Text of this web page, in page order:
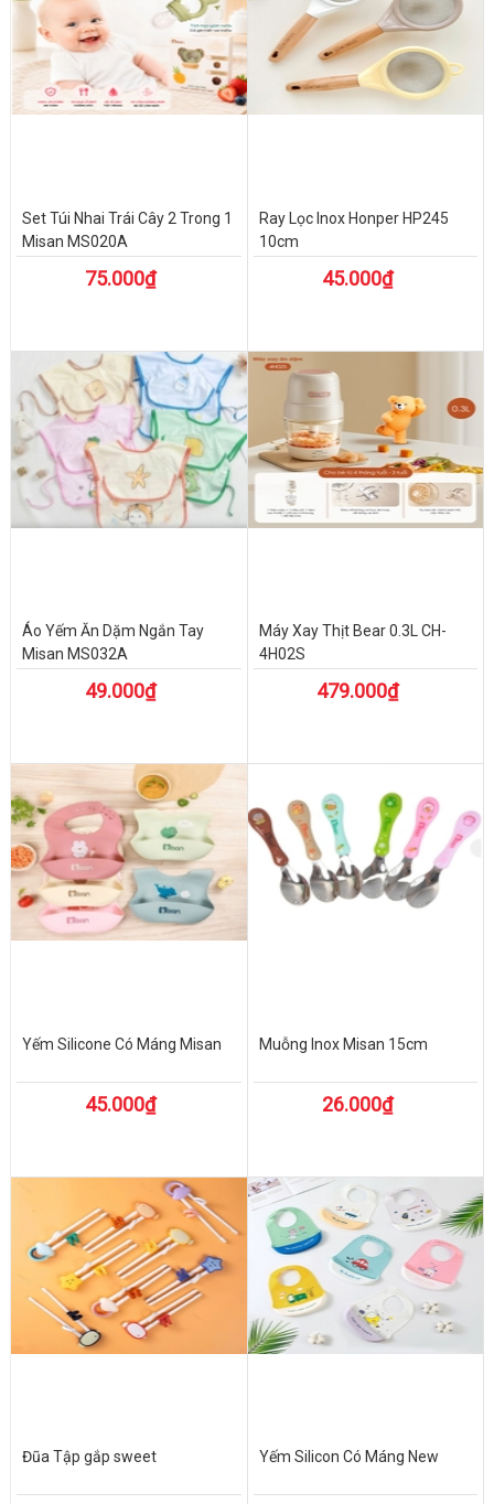
Set Túi Nhai Trái Cây 2 Trong 1
Misan MS020A
75.000₫
Ray Lọc Inox Honper HP245
10cm
45.000₫
Áo Yếm Ăn Dặm Ngắn Tay
Misan MS032A
49.000₫
Máy Xay Thịt Bear 0.3L CH-
4H02S
479.000₫
Yếm Silicone Có Máng Misan
45.000₫
Muỗng Inox Misan 15cm
26.000₫
Đũa Tập gắp sweet Yếm Silicon Có Máng New